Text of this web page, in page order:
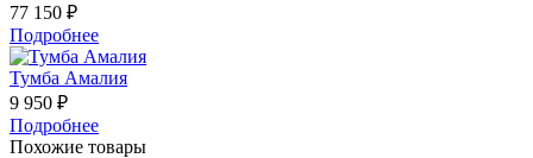
77 150 ₽
Подробнее
Тумба Амалия
9 950 ₽
Подробнее
Похожие товары